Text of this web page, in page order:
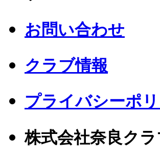
お問い合わせ
クラブ情報
プライバシーポ
株式会社奈良ク